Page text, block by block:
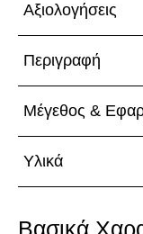
Αξιολογήσεις
Περιγραφή
Μέγεθος &
Υλικά